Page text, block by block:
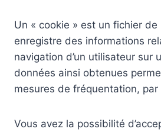
Un « cookie » est un fichier
enregistre des informations
navigation d’un utilisateur sur
données ainsi obtenues
mesures de fréquentation, par
Vous avez la possibilité